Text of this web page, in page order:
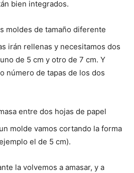
bien integrados.
moldes de tamaño diferente
irán rellenas y necesitamos dos
de 5 cm y otro de 7 cm. Y
número de tapas de los dos
entre dos hojas de papel
molde vamos cortando la forma
el de 5 cm).
la volvemos a amasar, y a